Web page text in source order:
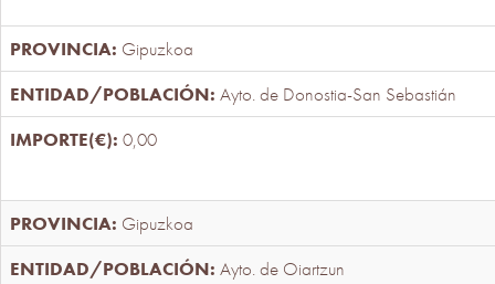
Gipuzkoa
Ayto. de Donostia-San Sebastián
0,00
Gipuzkoa
Ayto. de Oiartzun